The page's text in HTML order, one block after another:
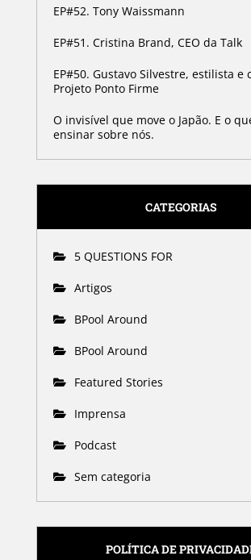
EP#52. Tony Waissmann
EP#51. Cristina Brand, CEO da Talk
EP#50. Gustavo Silvestre, estilista e
Projeto Ponto Firme
O invisível que move o Japão. E o
ensinar sobre nós.
CATEGORIAS
5 QUESTIONS FOR
Artigos
BPool Around
BPool Around
Featured Stories
Imprensa
Podcast
Sem categoria
POLÍTICA DE